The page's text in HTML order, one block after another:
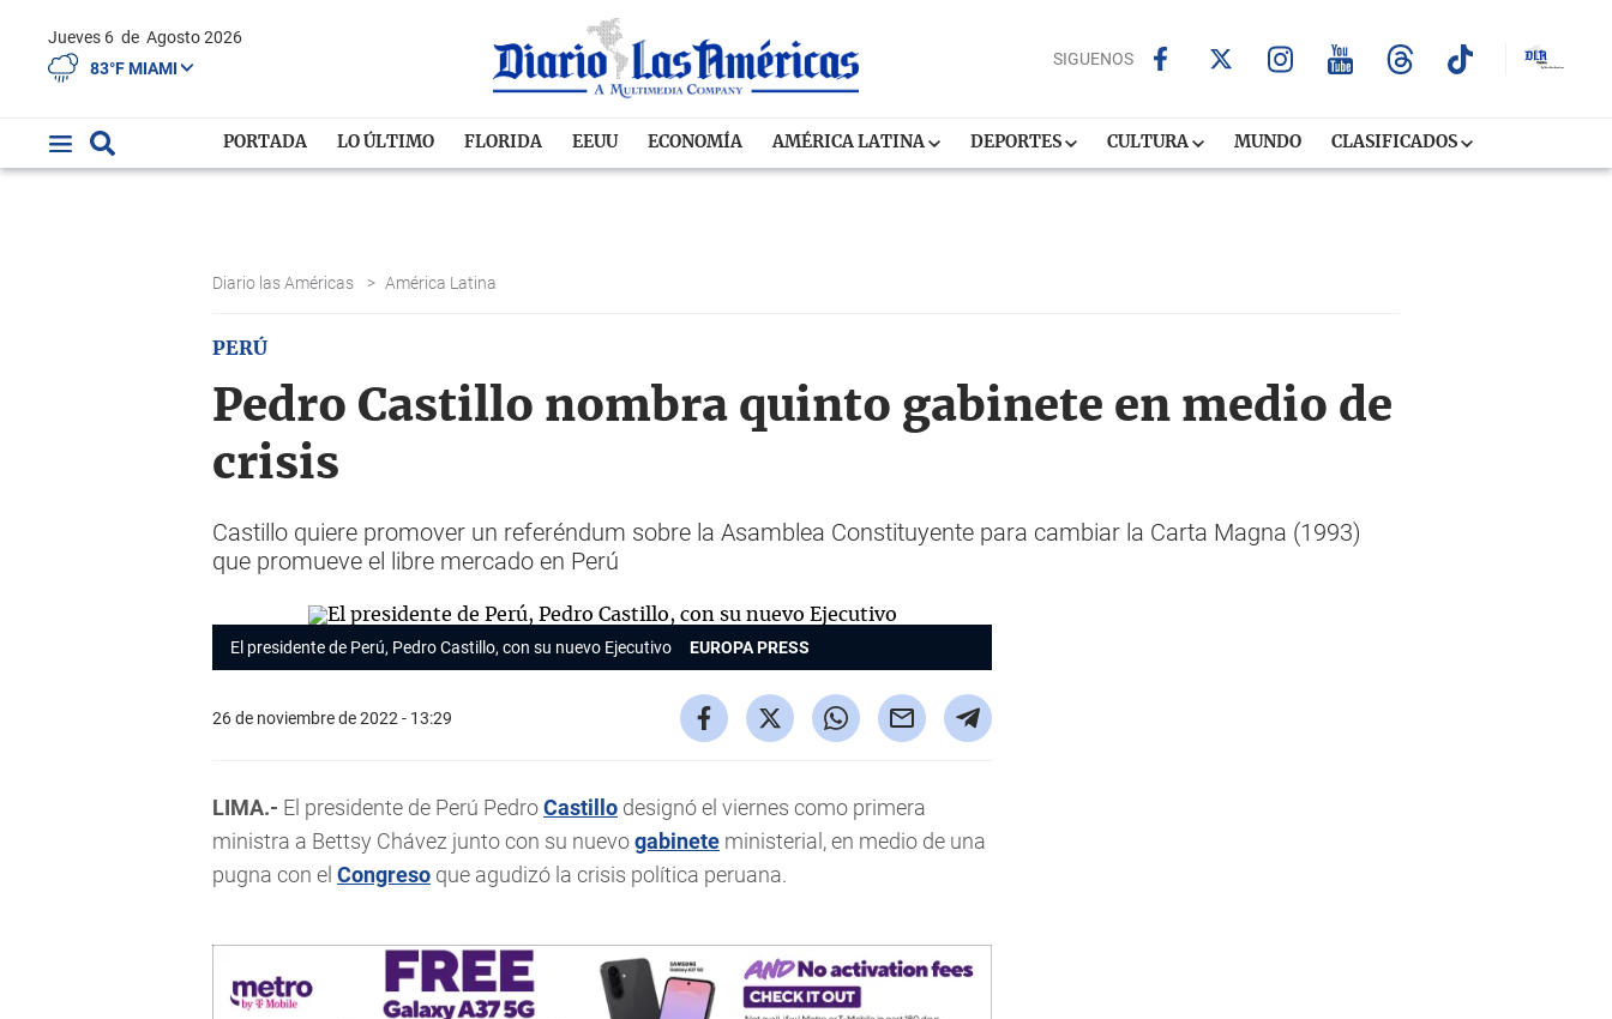
Jueves 6 de Agosto 2026
83°F MIAMI
SIGUENOS
PORTADA LO ÚLTIMO FLORIDA EEUU ECONOMÍA AMÉRICA LATINA DEPORTES CULTURA MUNDO CLASIFICADOS
Diario las Américas > América Latina
PERÚ
Pedro Castillo nombra quinto gabinete en medio de
crisis
Castillo quiere promover un referéndum sobre la Asamblea Constituyente para cambiar la Carta Magna (1993)
que promueve el libre mercado en Perú
El presidente de Perú, Pedro Castillo, con su nuevo Ejecutivo EUROPA PRESS
26 de noviembre de 2022 - 13:29
LIMA.- El presidente de Perú PedroCastillo designó el viernes como primera
ministra a Bettsy Chávez junto con su nuevogabinete ministerial, en medio de una
pugna con el Congreso que agudizó la crisis política peruana.